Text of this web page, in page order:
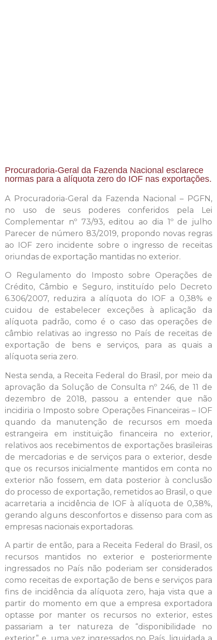
Procuradoria-Geral da Fazenda Nacional esclarece
normas para a alíquota zero do IOF nas exportações.
A Procuradoria-Geral da Fazenda Nacional – PGFN,
no uso de seus poderes conferidos pela Lei
Complementar nº 73/93, editou ao dia 1º de julho
Parecer de número 83/2019, propondo novas regras
ao IOF zero incidente sobre o ingresso de receitas
oriundas de exportação mantidas no exterior.
O Regulamento do Imposto sobre Operações de
Crédito, Câmbio e Seguro, instituído pelo Decreto
6.306/2007, reduzira a alíquota do IOF a 0,38% e
cuidou de estabelecer exceções à aplicação da
alíquota padrão, como é o caso das operações de
câmbio relativas ao ingresso no País de receitas de
exportação de bens e serviços, para as quais a
alíquota seria zero.
Nesta senda, a Receita Federal do Brasil, por meio da
aprovação da Solução de Consulta nº 246, de 11 de
dezembro de 2018, passou a entender que não
incidiria o Imposto sobre Operações Financeiras – IOF
quando da manutenção de recursos em moeda
estrangeira em instituição financeira no exterior,
relativos aos recebimentos de exportações brasileiras
de mercadorias e de serviços para o exterior, desde
que os recursos inicialmente mantidos em conta no
exterior não fossem, em data posterior à conclusão
do processo de exportação, remetidos ao Brasil, o que
acarretaria a incidência de IOF à alíquota de 0,38%,
gerando alguns desconfortos e dissenso para com as
empresas nacionais exportadoras.
A partir de então, para a Receita Federal do Brasil, os
recursos mantidos no exterior e posteriormente
ingressados no País não poderiam ser considerados
como receitas de exportação de bens e serviços para
fins de incidência da alíquota zero, haja vista que a
partir do momento em que a empresa exportadora
optasse por manter os recursos no exterior, estes
passariam a ter natureza de “disponibilidade no